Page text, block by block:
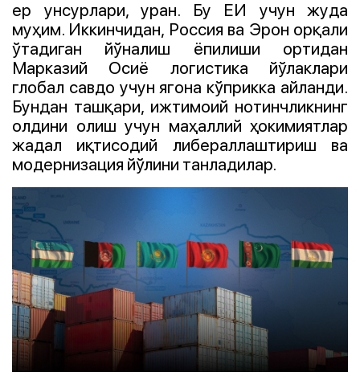
ер унсурлари, уран. Бу ЕИ учун жуда
муҳим. Иккинчидан, Россия ва Эрон орқали
ўтадиган йўналиш ёпилиши ортидан
Марказий Осиё логистика йўлаклари
глобал савдо учун ягона кўприкка айланди.
Бундан ташқари, ижтимоий нотинчликнинг
олдини олиш учун маҳаллий ҳокимиятлар
жадал иқтисодий либераллаштириш ва
модернизация йўлини танладилар.